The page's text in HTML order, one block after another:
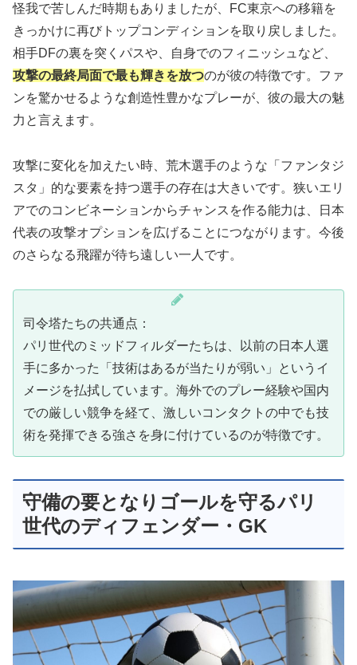
怪我で苦しんだ時期もありましたが、FC東京への移籍を
きっかけに再びトップコンディションを取り戻しました。
相手DFの裏を突くパスや、自身でのフィニッシュなど、
攻撃の最終局面で最も輝きを放つのが彼の特徴です。ファ
ンを驚かせるような創造性豊かなプレーが、彼の最大の魅
力と言えます。
攻撃に変化を加えたい時、荒木選手のような「ファンタジ
スタ」的な要素を持つ選手の存在は大きいです。狭いエリ
アでのコンビネーションからチャンスを作る能力は、日本
代表の攻撃オプションを広げることにつながります。今後
のさらなる飛躍が待ち遠しい一人です。
司令塔たちの共通点：
パリ世代のミッドフィルダーたちは、以前の日本人選
手に多かった「技術はあるが当たりが弱い」というイ
メージを払拭しています。海外でのプレー経験や国内
での厳しい競争を経て、激しいコンタクトの中でも技
術を発揮できる強さを身に付けているのが特徴です。
守備の要となりゴールを守るパリ
世代のディフェンダー・GK